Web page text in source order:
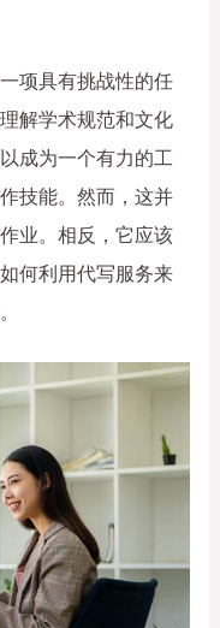
项具有挑战性的任
解学术规范和文化
成为一个有力的工
技能。然而，这并
业。相反，它应该
何利用代写服务来